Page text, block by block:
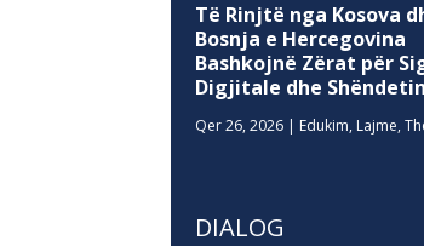
Të Rinjtë nga Kosova
Bosnja e Hercegovina
Bashkojnë Zërat për
Digjitale dhe
Qer 26, 2026 | Edukim, Lajme,
DIALOG